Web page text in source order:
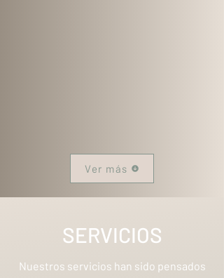
Ver más
SERVICIOS
Nuestros servicios han sido pensados